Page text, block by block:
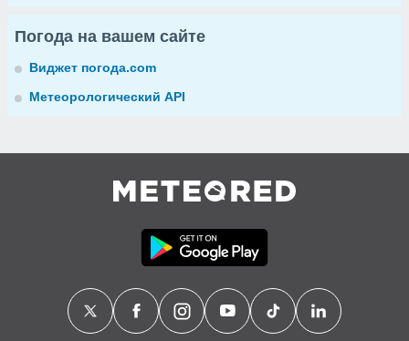
Погода на вашем сайте
Виджет погода.com
Метеорологический API